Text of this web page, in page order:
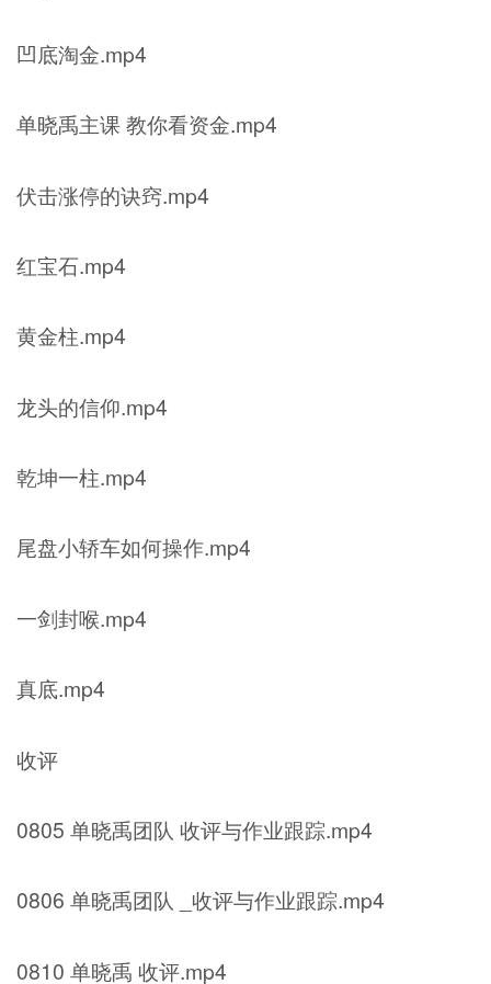
凹底淘金.mp4
单晓禹主课 教你看资金.mp4
伏击涨停的诀窍.mp4
红宝石.mp4
黄金柱.mp4
龙头的信仰.mp4
乾坤一柱.mp4
尾盘小轿车如何操作.mp4
一剑封喉.mp4
真底.mp4
收评
0805 单晓禹团队 收评与作业跟踪.mp4
0806 单晓禹团队 _收评与作业跟踪.mp4
0810 单晓禹 收评.mp4